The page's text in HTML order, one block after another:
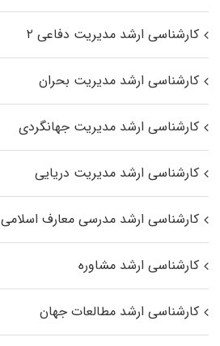
کارشناسی ارشد مدیریت دفاعی ۲
کارشناسی ارشد مدیریت بحران
کارشناسی ارشد مدیریت جهانگردی
کارشناسی ارشد مدیریت دریایی
کارشناسی ارشد مدرسی معارف اسلامی
کارشناسی ارشد مشاوره
کارشناسی ارشد مطالعات جهان